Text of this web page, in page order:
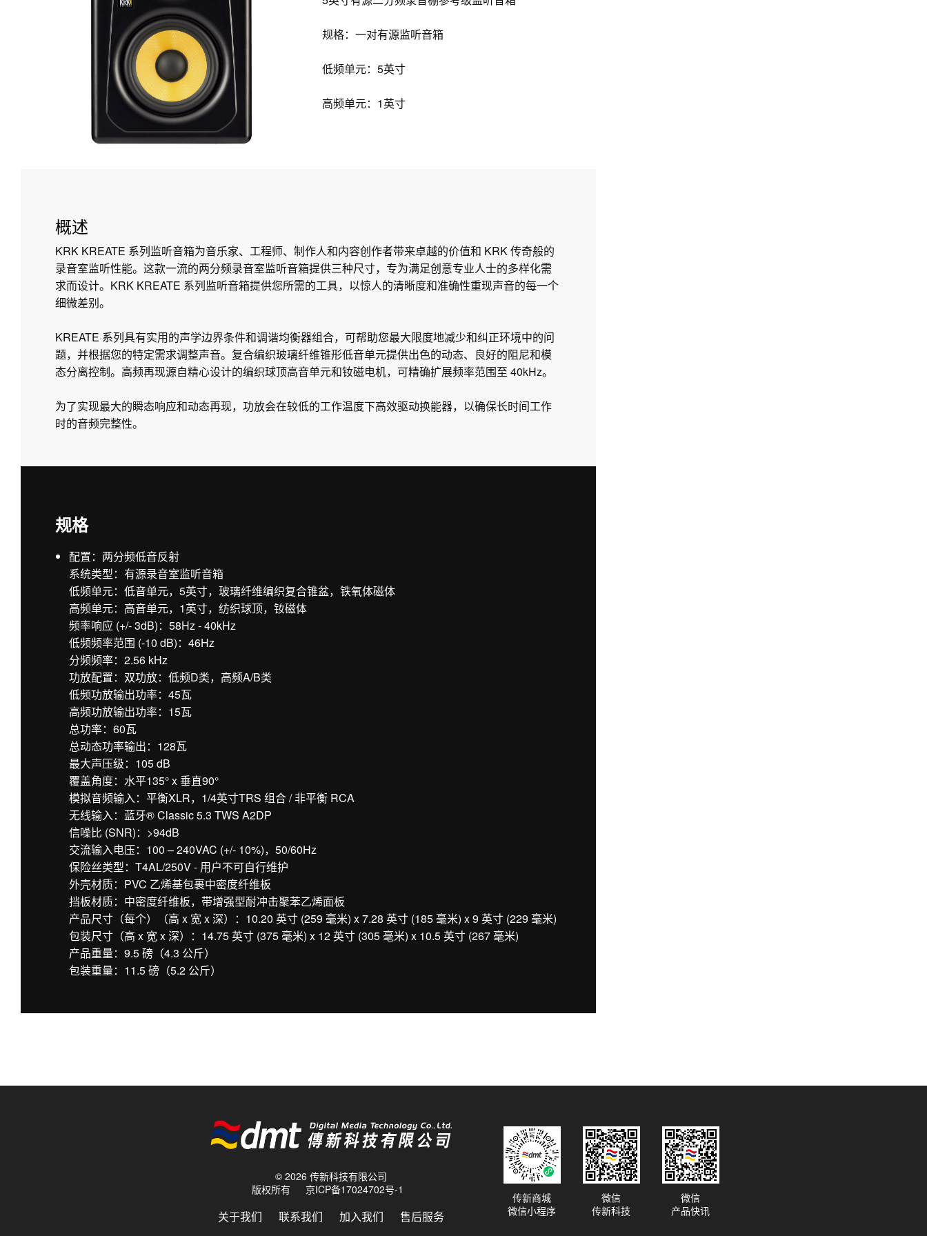
规格：一对有源监听音箱
低频单元：5英寸
高频单元：1英寸
概述
KRK KREATE 系列监听音箱为音乐家、工程师、制作人和内容创作者带来卓越的价值和 KRK 传奇般的
录音室监听性能。这款一流的两分频录音室监听音箱提供三种尺寸，专为满足创意专业人士的多样化需
求而设计。KRK KREATE 系列监听音箱提供您所需的工具，以惊人的清晰度和准确性重现声音的每一个
细微差别。
KREATE 系列具有实用的声学边界条件和调谐均衡器组合，可帮助您最大限度地减少和纠正环境中的问
题，并根据您的特定需求调整声音。复合编织玻璃纤维锥形低音单元提供出色的动态、良好的阻尼和模
态分离控制。高频再现源自精心设计的编织球顶高音单元和钕磁电机，可精确扩展频率范围至 40kHz。
为了实现最大的瞬态响应和动态再现，功放会在较低的工作温度下高效驱动换能器，以确保长时间工作
时的音频完整性。
规格
配置：两分频低音反射
系统类型：有源录音室监听音箱
低频单元：低音单元，5英寸，玻璃纤维编织复合锥盆，铁氧体磁体
高频单元：高音单元，1英寸，纺织球顶，钕磁体
频率响应 (+/- 3dB)：58Hz - 40kHz
低频频率范围 (-10 dB)：46Hz
分频频率：2.56 kHz
功放配置：双功放：低频D类，高频A/B类
低频功放输出功率：45瓦
高频功放输出功率：15瓦
总功率：60瓦
总动态功率输出：128瓦
最大声压级：105 dB
覆盖角度：水平135° x 垂直90°
模拟音频输入：平衡XLR，1/4英寸TRS 组合 / 非平衡 RCA
无线输入：蓝牙® Classic 5.3 TWS A2DP
信噪比 (SNR)：>94dB
交流输入电压：100 – 240VAC (+/- 10%)，50/60Hz
保险丝类型：T4AL/250V - 用户不可自行维护
外壳材质：PVC 乙烯基包裹中密度纤维板
挡板材质：中密度纤维板，带增强型耐冲击聚苯乙烯面板
产品尺寸（每个）（高 x 宽 x 深）：10.20 英寸 (259 毫米) x 7.28 英寸 (185 毫米) x 9 英寸 (229 毫米)
包装尺寸（高 x 宽 x 深）：14.75 英寸 (375 毫米) x 12 英寸 (305 毫米) x 10.5 英寸 (267 毫米)
产品重量：9.5 磅（4.3 公斤）
包装重量：11.5 磅（5.2 公斤）
© 2026 传新科技有限公司
版权所有
京ICP备17024702号-1
关于我们 联系我们 加入我们 售后服务
传新商城
微信小程序
微信
传新科技
微信
产品快讯